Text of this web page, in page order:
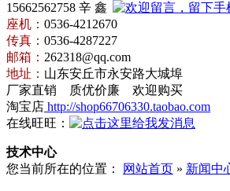
15662562758 辛 鑫
座机： 0536-4212670
传真： 0536-4287227
邮箱： 262318@qq.com
地址： 山东安丘市永安路大城埠
厂家直销 质优价廉 欢迎购买
淘宝店 http://shop66706330.taobao.com
在线旺旺：
技术中心
您当前所在的位置：
网站首页 » 新闻中